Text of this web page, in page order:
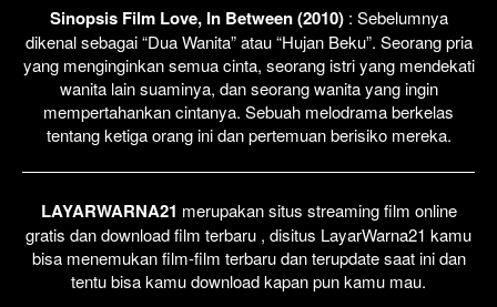
Sinopsis Film Love, In Between (2010) : Sebelumnya
dikenal sebagai “Dua Wanita” atau “Hujan Beku”. Seorang pria
yang menginginkan semua cinta, seorang istri yang mendekati
wanita lain suaminya, dan seorang wanita yang ingin
mempertahankan cintanya. Sebuah melodrama berkelas
tentang ketiga orang ini dan pertemuan berisiko mereka.
LAYARWARNA21 merupakan situs streaming film online
gratis dan download film terbaru , disitus LayarWarna21 kamu
bisa menemukan film-film terbaru dan terupdate saat ini dan
tentu bisa kamu download kapan pun kamu mau.